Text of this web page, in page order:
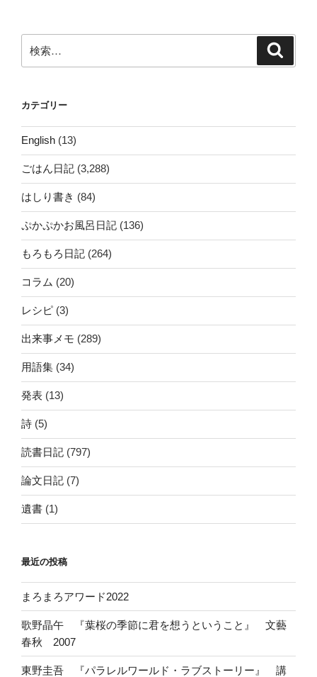
索:
カテゴリー
English (13)
ごはん日記 (3,288)
はしり書き (84)
ぷかぷかお風呂日記 (136)
もろもろ日記 (264)
コラム (20)
レシピ (3)
出来事メモ (289)
用語集 (34)
発表 (13)
詩 (5)
読書日記 (797)
論文日記 (7)
遺書 (1)
最近の投稿
まろまろアワード2022
歌野晶午 『葉桜の季節に君を想うということ』 文藝
春秋 2007
東野圭吾 『パラレルワールド・ラブストーリー』 講